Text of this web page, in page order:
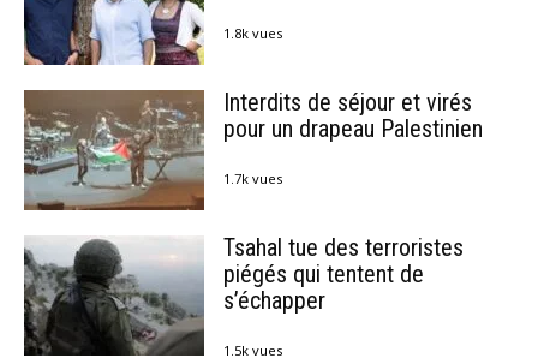
1.8k vues
Interdits de séjour et virés
pour un drapeau Palestinien
1.7k vues
Tsahal tue des terroristes
piégés qui tentent de
s’échapper
1.5k vues